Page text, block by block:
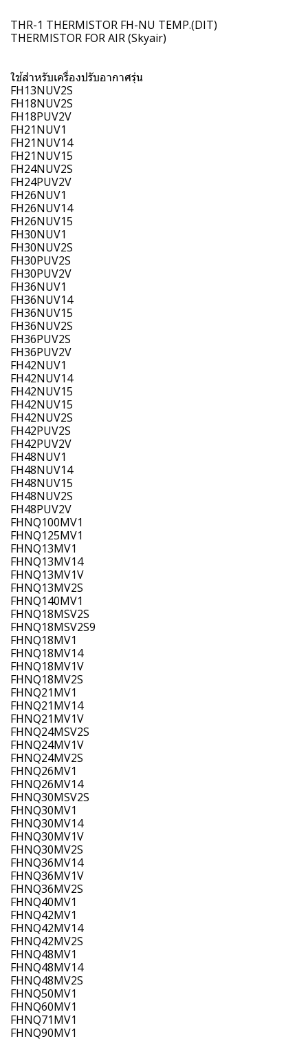
THR-1 THERMISTOR FH-NU TEMP.(DIT)
THERMISTOR FOR AIR (Skyair)
ใช้สำหรับเครื่องปรับอากาศรุ่น
FH13NUV2S
FH18NUV2S
FH18PUV2V
FH21NUV1
FH21NUV14
FH21NUV15
FH24NUV2S
FH24PUV2V
FH26NUV1
FH26NUV14
FH26NUV15
FH30NUV1
FH30NUV2S
FH30PUV2S
FH30PUV2V
FH36NUV1
FH36NUV14
FH36NUV15
FH36NUV2S
FH36PUV2S
FH36PUV2V
FH42NUV1
FH42NUV14
FH42NUV15
FH42NUV15
FH42NUV2S
FH42PUV2S
FH42PUV2V
FH48NUV1
FH48NUV14
FH48NUV15
FH48NUV2S
FH48PUV2V
FHNQ100MV1
FHNQ125MV1
FHNQ13MV1
FHNQ13MV14
FHNQ13MV1V
FHNQ13MV2S
FHNQ140MV1
FHNQ18MSV2S
FHNQ18MSV2S9
FHNQ18MV1
FHNQ18MV14
FHNQ18MV1V
FHNQ18MV2S
FHNQ21MV1
FHNQ21MV14
FHNQ21MV1V
FHNQ24MSV2S
FHNQ24MV1V
FHNQ24MV2S
FHNQ26MV1
FHNQ26MV14
FHNQ30MSV2S
FHNQ30MV1
FHNQ30MV14
FHNQ30MV1V
FHNQ30MV2S
FHNQ36MV14
FHNQ36MV1V
FHNQ36MV2S
FHNQ40MV1
FHNQ42MV1
FHNQ42MV14
FHNQ42MV2S
FHNQ48MV1
FHNQ48MV14
FHNQ48MV2S
FHNQ50MV1
FHNQ60MV1
FHNQ71MV1
FHNQ90MV1